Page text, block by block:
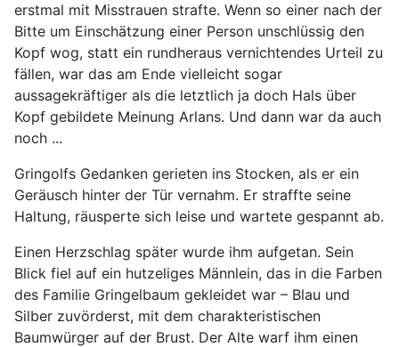
erstmal mit Misstrauen strafte. Wenn so einer nach der
Bitte um Einschätzung einer Person unschlüssig den
Kopf wog, statt ein rundheraus vernichtendes Urteil zu
fällen, war das am Ende vielleicht sogar
aussagekräftiger als die letztlich ja doch Hals über
Kopf gebildete Meinung Arlans. Und dann war da auch
noch ...
Gringolfs Gedanken gerieten ins Stocken, als er ein
Geräusch hinter der Tür vernahm. Er straffte seine
Haltung, räusperte sich leise und wartete gespannt ab.
Einen Herzschlag später wurde ihm aufgetan. Sein
Blick fiel auf ein hutzeliges Männlein, das in die Farben
des Familie Gringelbaum gekleidet war – Blau und
Silber zuvörderst, mit dem charakteristischen
Baumwürger auf der Brust. Der Alte warf ihm einen